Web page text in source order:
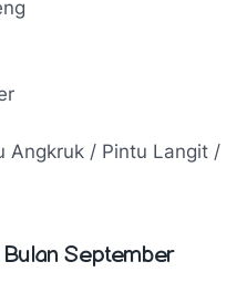
Angkruk / Pintu Langit /
September